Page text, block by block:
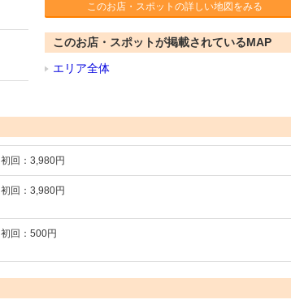
このお店・スポットの詳しい地図をみる
このお店・スポットが掲載されているMAP
エリア全体
初回：3,980円
初回：3,980円
初回：500円